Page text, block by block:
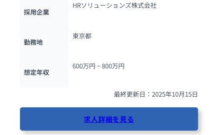
採用企業
HRソリューションズ株式会社
勤務地
東京都
想定年収
600万円 ~ 800万円
最終更新日：2025年10月15日
求人詳細を見る